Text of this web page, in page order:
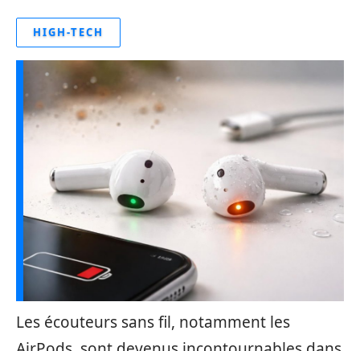
HIGH-TECH
Les écouteurs sans fil, notamment les